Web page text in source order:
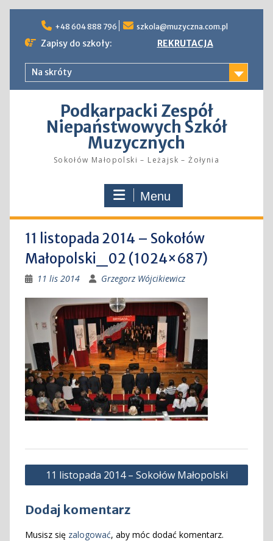
content
+48 604 888 796 szkola@muzyczna.com.pl
Zapisy do szkoły: REKRUTACJA
Na skróty
Podkarpacki Zespół
Niepaństwowych Szkół
Muzycznych
Sokołów Małopolski – Leżajsk – Żołynia
Menu
11 listopada 2014 – Sokołów
Małopolski_02 (1024×687)
11 lis 2014 Grzegorz Wójcikiewicz
Nawigacja
wpisu
11 listopada 2014 – Sokołów Małopolski
Dodaj komentarz
Musisz się zalogować, aby móc dodać komentarz.